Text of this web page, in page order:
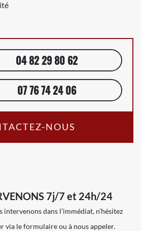
04 82 29 80 62
07 76 74 24 06
NOUS
7j/7 et 24h/24
intervenons dans l’immédiat, n’hésitez
via le formulaire ou à nous appeler.